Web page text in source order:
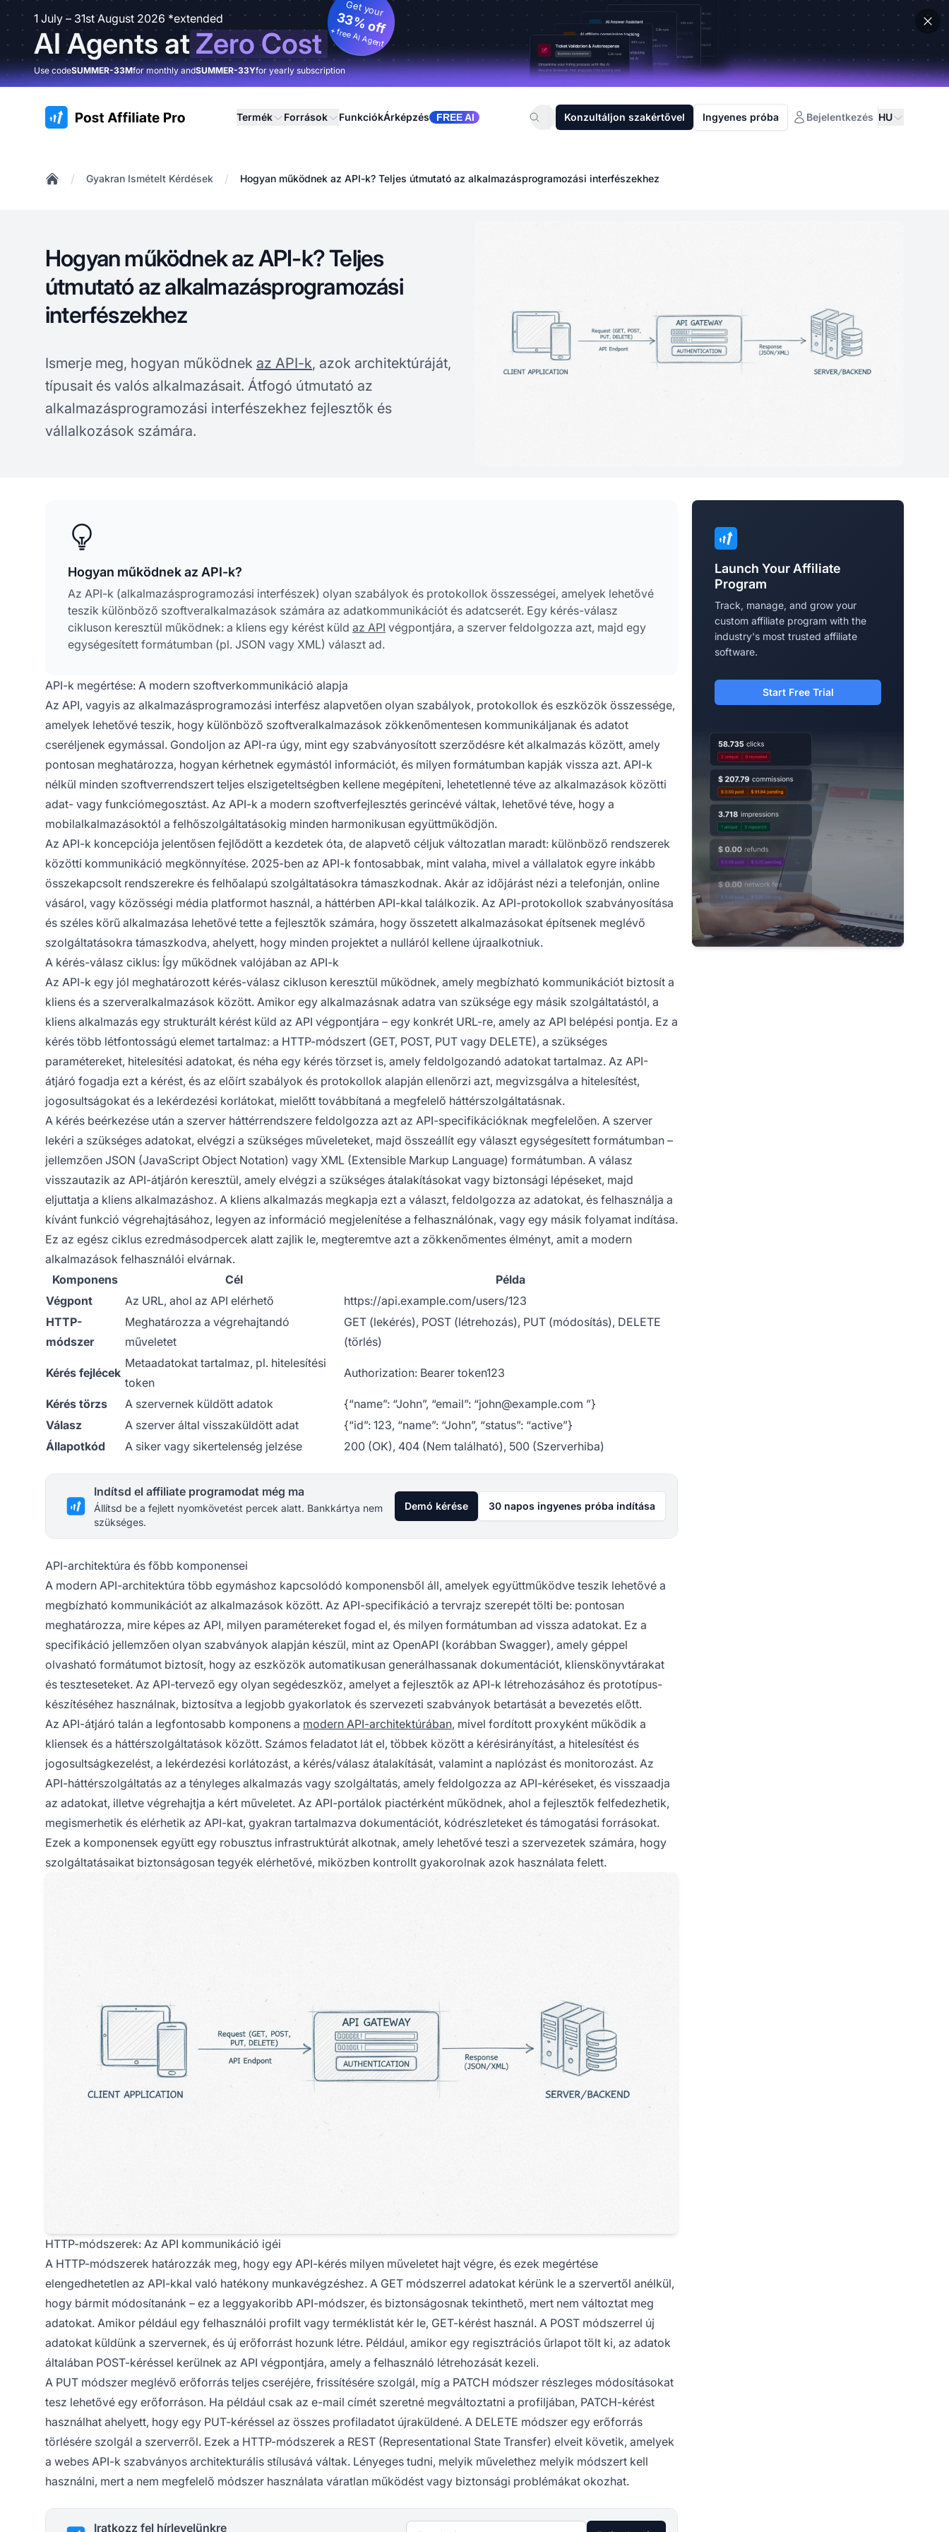
1 July – 31st August 2026 *extended
AI Agents atZero Cost
Get your
33% off
+ free AI Agent
Use codeSUMMER-33Mfor monthly andSUMMER-33Yfor yearly subscription
:site.title Termék Források FunkciókÁrképzés FREE AI Konzultáljon szakértővel Ingyenes próba Bejelentkezés HU
/ Gyakran Ismételt Kérdések / Hogyan működnek az API-k? Teljes útmutató az alkalmazásprogramozási interfészekhez
Hogyan működnek az API-k? Teljes
útmutató az alkalmazásprogramozási
interfészekhez
Ismerje meg, hogyan működnek az API-k, azok architektúráját,
típusait és valós alkalmazásait. Átfogó útmutató az
alkalmazásprogramozási interfészekhez fejlesztők és
vállalkozások számára.
Hogyan működnek az API-k?
Az API-k (alkalmazásprogramozási interfészek) olyan szabályok és protokollok összességei, amelyek lehetővé
teszik különböző szoftveralkalmazások számára az adatkommunikációt és adatcserét. Egy kérés-válasz
cikluson keresztül működnek: a kliens egy kérést küld az API végpontjára, a szerver feldolgozza azt, majd egy
egységesített formátumban (pl. JSON vagy XML) választ ad.
API-k megértése: A modern szoftverkommunikáció alapja
Az API, vagyis az alkalmazásprogramozási interfész alapvetően olyan szabályok, protokollok és eszközök összessége,
amelyek lehetővé teszik, hogy különböző szoftveralkalmazások zökkenőmentesen kommunikáljanak és adatot
cseréljenek egymással. Gondoljon az API-ra úgy, mint egy szabványosított szerződésre két alkalmazás között, amely
pontosan meghatározza, hogyan kérhetnek egymástól információt, és milyen formátumban kapják vissza azt. API-k
nélkül minden szoftverrendszert teljes elszigeteltségben kellene megépíteni, lehetetlenné téve az alkalmazások közötti
adat- vagy funkciómegosztást. Az API-k a modern szoftverfejlesztés gerincévé váltak, lehetővé téve, hogy a
mobilalkalmazásoktól a felhőszolgáltatásokig minden harmonikusan együttműködjön.
Az API-k koncepciója jelentősen fejlődött a kezdetek óta, de alapvető céljuk változatlan maradt: különböző rendszerek
közötti kommunikáció megkönnyítése. 2025-ben az API-k fontosabbak, mint valaha, mivel a vállalatok egyre inkább
összekapcsolt rendszerekre és felhőalapú szolgáltatásokra támaszkodnak. Akár az időjárást nézi a telefonján, online
vásárol, vagy közösségi média platformot használ, a háttérben API-kkal találkozik. Az API-protokollok szabványosítása
és széles körű alkalmazása lehetővé tette a fejlesztők számára, hogy összetett alkalmazásokat építsenek meglévő
szolgáltatásokra támaszkodva, ahelyett, hogy minden projektet a nulláról kellene újraalkotniuk.
A kérés-válasz ciklus: Így működnek valójában az API-k
Az API-k egy jól meghatározott kérés-válasz cikluson keresztül működnek, amely megbízható kommunikációt biztosít a
kliens és a szerveralkalmazások között. Amikor egy alkalmazásnak adatra van szüksége egy másik szolgáltatástól, a
kliens alkalmazás egy strukturált kérést küld az API végpontjára – egy konkrét URL-re, amely az API belépési pontja. Ez a
kérés több létfontosságú elemet tartalmaz: a HTTP-módszert (GET, POST, PUT vagy DELETE), a szükséges
paramétereket, hitelesítési adatokat, és néha egy kérés törzset is, amely feldolgozandó adatokat tartalmaz. Az API-
átjáró fogadja ezt a kérést, és az előírt szabályok és protokollok alapján ellenőrzi azt, megvizsgálva a hitelesítést,
jogosultságokat és a lekérdezési korlátokat, mielőtt továbbítaná a megfelelő háttérszolgáltatásnak.
A kérés beérkezése után a szerver háttérrendszere feldolgozza azt az API-specifikációknak megfelelően. A szerver
lekéri a szükséges adatokat, elvégzi a szükséges műveleteket, majd összeállít egy választ egységesített formátumban –
jellemzően JSON (JavaScript Object Notation) vagy XML (Extensible Markup Language) formátumban. A válasz
visszautazik az API-átjárón keresztül, amely elvégzi a szükséges átalakításokat vagy biztonsági lépéseket, majd
eljuttatja a kliens alkalmazáshoz. A kliens alkalmazás megkapja ezt a választ, feldolgozza az adatokat, és felhasználja a
kívánt funkció végrehajtásához, legyen az információ megjelenítése a felhasználónak, vagy egy másik folyamat indítása.
Ez az egész ciklus ezredmásodpercek alatt zajlik le, megteremtve azt a zökkenőmentes élményt, amit a modern
alkalmazások felhasználói elvárnak.
Komponens
Cél
Példa
Végpont
Az URL, ahol az API elérhető
https://api.example.com/users/123
HTTP-
módszer
Meghatározza a végrehajtandó
műveletet
GET (lekérés), POST (létrehozás), PUT (módosítás), DELETE
(törlés)
Kérés fejlécek
Metaadatokat tartalmaz, pl. hitelesítési
token
Authorization: Bearer token123
Kérés törzs A szervernek küldött adatok {“name”: “John”, “email”: “john@example.com ”}
Válasz
A szerver által visszaküldött adat
{“id”: 123, “name”: “John”, “status”: “active”}
Állapotkód
A siker vagy sikertelenség jelzése 200 (OK), 404 (Nem található), 500 (Szerverhiba)
Indítsd el affiliate programodat még ma
Állítsd be a fejlett nyomkövetést percek alatt. Bankkártya nem
szükséges.
Demó kérése 30 napos ingyenes próba indítása
API-architektúra és főbb komponensei
A modern API-architektúra több egymáshoz kapcsolódó komponensből áll, amelyek együttműködve teszik lehetővé a
megbízható kommunikációt az alkalmazások között. Az API-specifikáció a tervrajz szerepét tölti be: pontosan
meghatározza, mire képes az API, milyen paramétereket fogad el, és milyen formátumban ad vissza adatokat. Ez a
specifikáció jellemzően olyan szabványok alapján készül, mint az OpenAPI (korábban Swagger), amely géppel
olvasható formátumot biztosít, hogy az eszközök automatikusan generálhassanak dokumentációt, klienskönyvtárakat
és teszteseteket. Az API-tervező egy olyan segédeszköz, amelyet a fejlesztők az API-k létrehozásához és prototípus-
készítéséhez használnak, biztosítva a legjobb gyakorlatok és szervezeti szabványok betartását a bevezetés előtt.
Az API-átjáró talán a legfontosabb komponens a modern API-architektúrában, mivel fordított proxyként működik a
kliensek és a háttérszolgáltatások között. Számos feladatot lát el, többek között a kérésirányítást, a hitelesítést és
jogosultságkezelést, a lekérdezési korlátozást, a kérés/válasz átalakítását, valamint a naplózást és monitorozást. Az
API-háttérszolgáltatás az a tényleges alkalmazás vagy szolgáltatás, amely feldolgozza az API-kéréseket, és visszaadja
az adatokat, illetve végrehajtja a kért műveletet. Az API-portálok piactérként működnek, ahol a fejlesztők felfedezhetik,
megismerhetik és elérhetik az API-kat, gyakran tartalmazva dokumentációt, kódrészleteket és támogatási forrásokat.
Ezek a komponensek együtt egy robusztus infrastruktúrát alkotnak, amely lehetővé teszi a szervezetek számára, hogy
szolgáltatásaikat biztonságosan tegyék elérhetővé, miközben kontrollt gyakorolnak azok használata felett.
HTTP-módszerek: Az API kommunikáció igéi
A HTTP-módszerek határozzák meg, hogy egy API-kérés milyen műveletet hajt végre, és ezek megértése
elengedhetetlen az API-kkal való hatékony munkavégzéshez. A GET módszerrel adatokat kérünk le a szervertől anélkül,
hogy bármit módosítanánk – ez a leggyakoribb API-módszer, és biztonságosnak tekinthető, mert nem változtat meg
adatokat. Amikor például egy felhasználói profilt vagy terméklistát kér le, GET-kérést használ. A POST módszerrel új
adatokat küldünk a szervernek, és új erőforrást hozunk létre. Például, amikor egy regisztrációs űrlapot tölt ki, az adatok
általában POST-kéréssel kerülnek az API végpontjára, amely a felhasználó létrehozását kezeli.
A PUT módszer meglévő erőforrás teljes cseréjére, frissítésére szolgál, míg a PATCH módszer részleges módosításokat
tesz lehetővé egy erőforráson. Ha például csak az e-mail címét szeretné megváltoztatni a profiljában, PATCH-kérést
használhat ahelyett, hogy egy PUT-kéréssel az összes profiladatot újraküldené. A DELETE módszer egy erőforrás
törlésére szolgál a szerverről. Ezek a HTTP-módszerek a REST (Representational State Transfer) elveit követik, amelyek
a webes API-k szabványos architekturális stílusává váltak. Lényeges tudni, melyik művelethez melyik módszert kell
használni, mert a nem megfelelő módszer használata váratlan működést vagy biztonsági problémákat okozhat.
Iratkozz fel hírlevelünkre
Launch Your Affiliate
Program
Track, manage, and grow your
custom affiliate program with the
industry's most trusted affiliate
software.
Start Free Trial